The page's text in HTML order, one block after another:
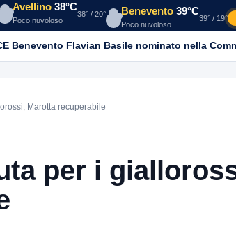
Avellino 38°C
Poco nuvoloso
38° / 20° Benevento 39°C
Poco nuvoloso
39° / 19°
Benevento Flavian Basile nominato nella
Marotta recuperabile
per i